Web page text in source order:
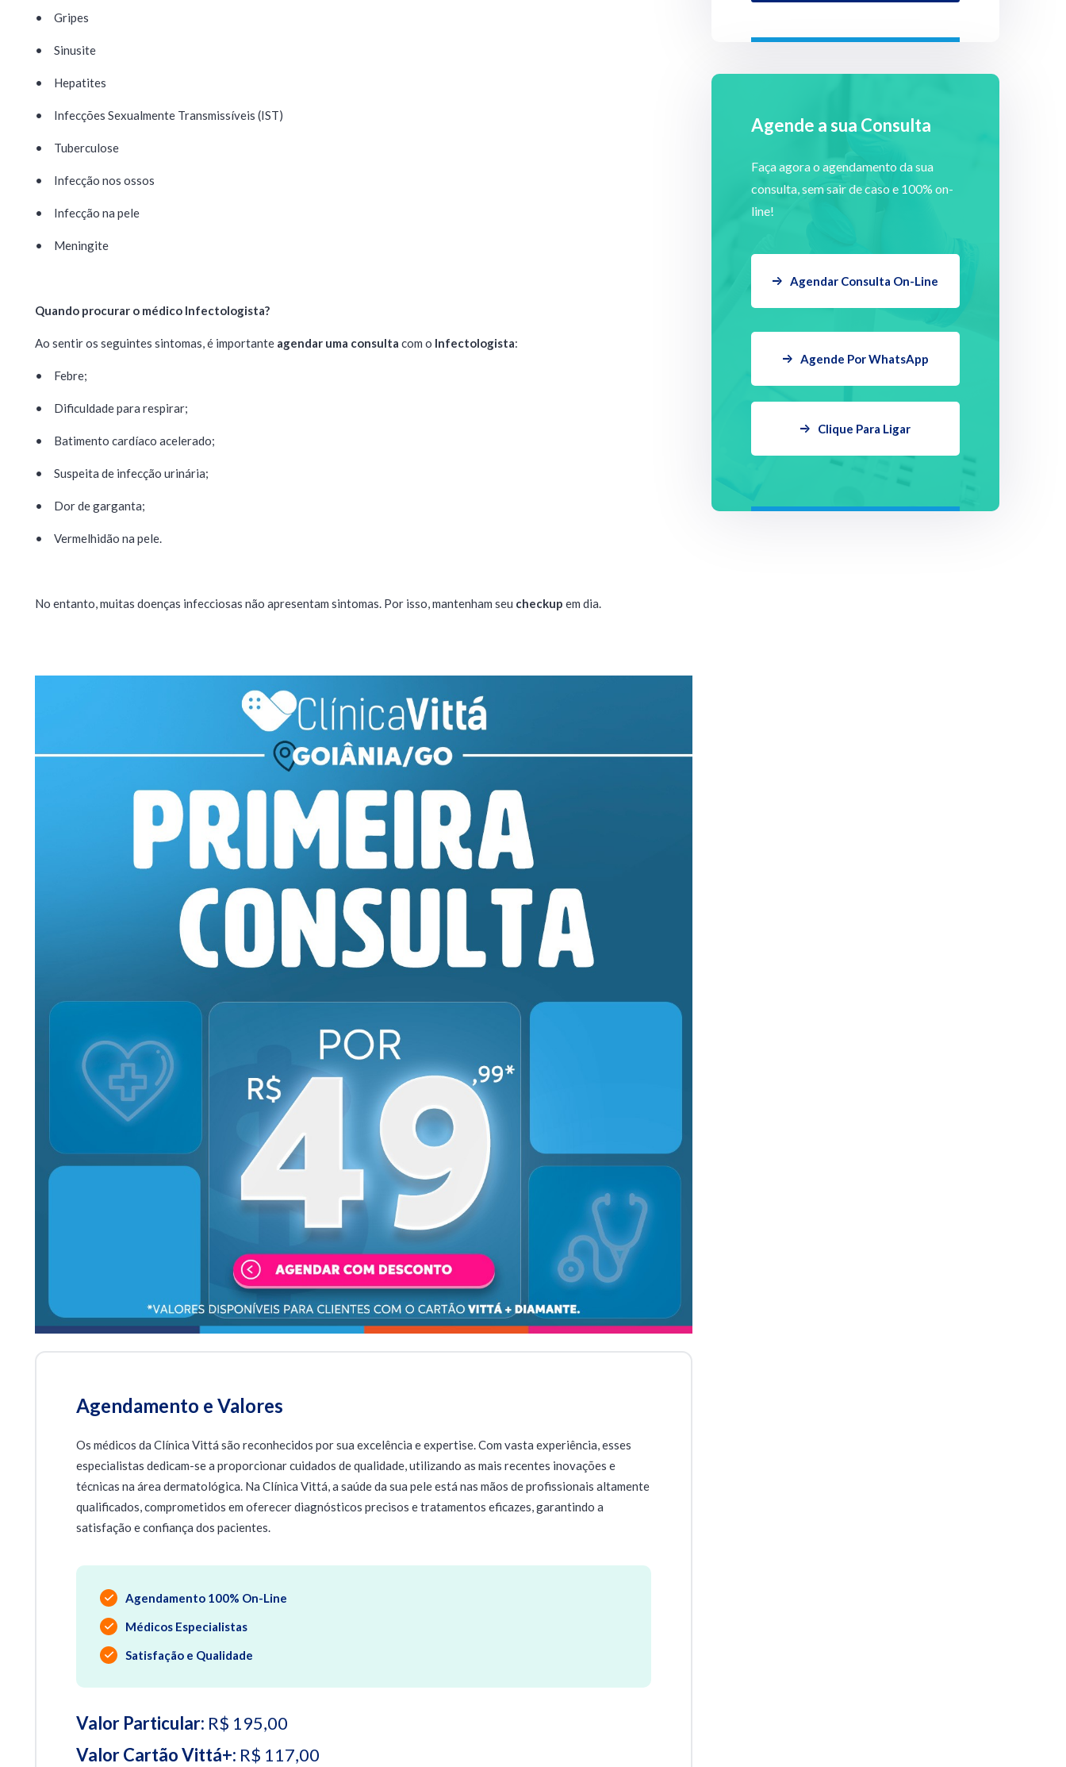
• Gripes
• Sinusite
• Hepatites
• Infecções Sexualmente Transmissíveis (IST)
• Tuberculose
• Infecção nos ossos
• Infecção na pele
• Meningite
Quando procurar o médico Infectologista?
Ao sentir os seguintes sintomas, é importante agendar uma consulta com o Infectologista:
• Febre;
• Dificuldade para respirar;
• Batimento cardíaco acelerado;
• Suspeita de infecção urinária;
• Dor de garganta;
• Vermelhidão na pele.
No entanto, muitas doenças infecciosas não apresentam sintomas. Por isso, mantenham seu checkup em dia.
Agendamento e Valores
Os médicos da Clínica Vittá são reconhecidos por sua excelência e expertise. Com vasta experiência, esses
especialistas dedicam-se a proporcionar cuidados de qualidade, utilizando as mais recentes inovações e
técnicas na área dermatológica. Na Clínica Vittá, a saúde da sua pele está nas mãos de profissionais altamente
qualificados, comprometidos em oferecer diagnósticos precisos e tratamentos eficazes, garantindo a
satisfação e confiança dos pacientes.
Agendamento 100% On-Line
Médicos Especialistas
Satisfação e Qualidade
Valor Particular: R$ 195,00
Valor Cartão Vittá+: R$ 117,00
Agende a sua Consulta
Faça agora o agendamento da sua
consulta, sem sair de caso e 100% on-
line!
Agendar Consulta On-Line
Agende Por WhatsApp
Clique Para Ligar